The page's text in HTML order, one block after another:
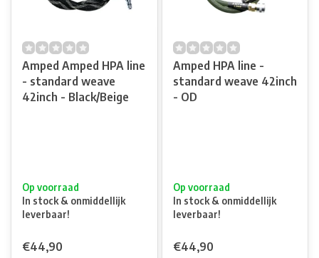
Amped Amped HPA line
- standard weave
42inch - Black/Beige
Op voorraad
In stock & onmiddellijk
leverbaar!
€44,90
Amped HPA line -
standard weave 42inch
- OD
Op voorraad
In stock & onmiddellijk
leverbaar!
€44,90